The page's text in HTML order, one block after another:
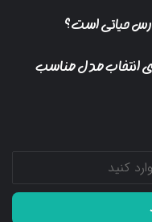
نارس حیاتی است؟
انتخاب مدل مناسب